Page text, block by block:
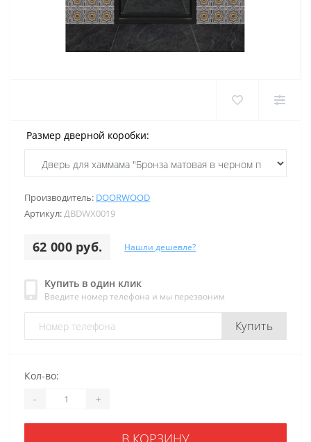
Производитель: DOORWOOD
Артикул:ДВDWХ0019
62 000 руб. Нашли дешевле?
Купить в один клик
Введите номер телефона и мы перезвоним
Купить
Размер дверной коробки:
Кол-во:
- +
В КОРЗИНУ